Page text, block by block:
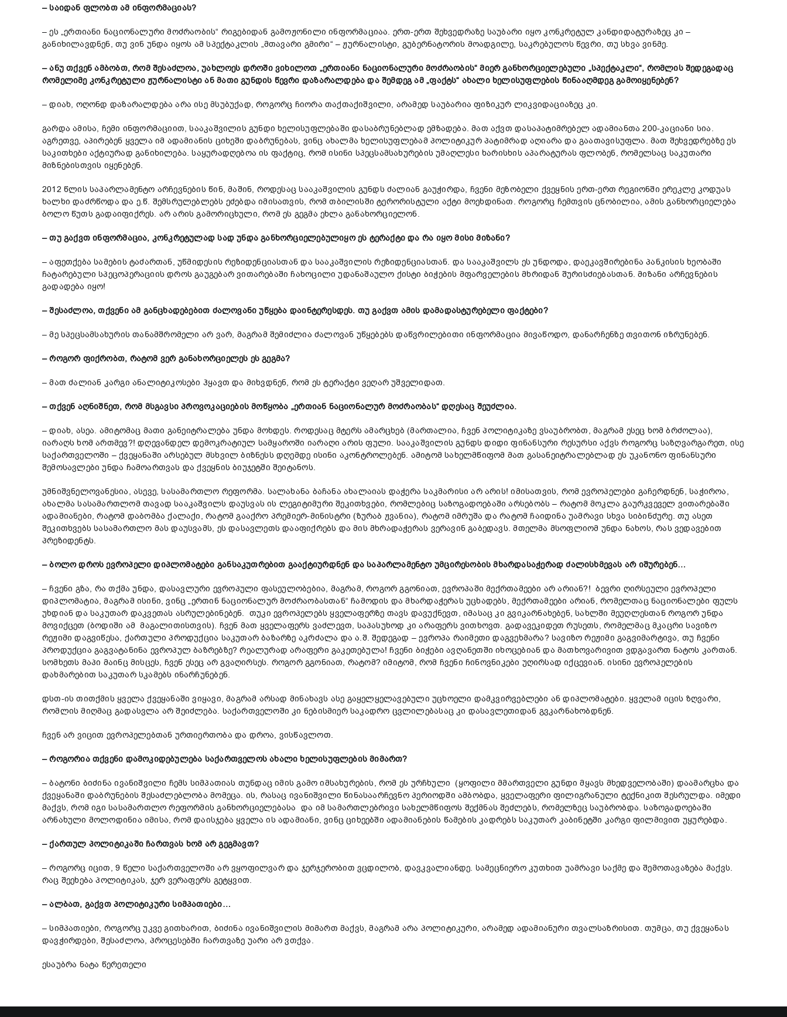
– საიდან ფლობთ ამ ინფორმაციას?
– ეს „ერთიანი ნაციონალური მოძრაობის“ რიგებიდან გამოჟონილი ინფორმაციაა. ერთ-ერთ შეხვედრაზე საუბარი იყო კონკრეტულ კანდიდატურაზეც კი –
განიხილავდნენ, თუ ვინ უნდა იყოს ამ სპექტაკლის „მთავარი გმირი“ – ჟურნალისტი, გუბერნატორის მოადგილე, საკრებულოს წევრი, თუ სხვა ვინმე.
– ანუ თქვენ ამბობთ, რომ შესაძლოა, უახლოეს დროში ვიხილოთ „ერთიანი ნაციონალური მოძრაობის“ მიერ განხორციელებული „სპექტაკლი“, რომლის შედეგადაც
რომელიმე კონკრეტული ჟურნალისტი ან მათი გუნდის წევრი დაზარალდება და შემდეგ ამ „ფაქტს“ ახალი ხელისუფლების წინააღმდეგ გამოიყენებენ?
– დიახ, ოღონდ დაზარალდება არა ისე მსუბუქად, როგორც ჩიორა თაქთაქიშვილი, არამედ საუბარია ფიზიკურ ლიკვიდაციაზეც კი.
გარდა ამისა, ჩემი ინფორმაციით, სააკაშვილის გუნდი ხელისუფლებაში დასაბრუნებლად ემზადება. მათ აქვთ დასაპატიმრებელ ადამიანთა 200-კაციანი სია.
აგრეთვე, აპირებენ ყველა იმ ადამიანის ციხეში დაბრუნებას, ვინც ახალმა ხელისუფლებამ პოლიტიკურ პატიმრად აღიარა და გაათავისუფლა. მათ შეხვედრებზე ეს
საკითხები აქტიურად განიხილება. საყურადღებოა ის ფაქტიც, რომ ისინი სპეცსამსახურების უმაღლესი ხარისხის აპარატურას ფლობენ, რომელსაც საკუთარი
მიზნებისთვის იყენებენ.
2012 წლის საპარლამენტო არჩევნების წინ, მაშინ, როდესაც სააკაშვილის გუნდს ძალიან გაუჭირდა, ჩვენი მეზობელი ქვეყნის ერთ-ერთ რეგიონში ერეკლე კოდუას
ხალხი დაძრწოდა და ე.წ. შემსრულებლებს ეძებდა იმისათვის, რომ თბილისში ტერორისტული აქტი მოეხდინათ. როგორც ჩემთვის ცნობილია, ამის განხორციელება
ბოლო წუთს გადაიფიქრეს. არ არის გამორიცხული, რომ ეს გეგმა ეხლა განახორციელონ.
– თუ გაქვთ ინფორმაცია, კონკრეტულად სად უნდა განხორციელებულიყო ეს ტერაქტი და რა იყო მისი მიზანი?
– აფეთქება სამების ტაძართან, უწმიდესის რეზიდენციასთან და სააკაშვილის რეზიდენციასთან. და სააკაშვილს ეს უნდოდა, დაეკავშირებინა პანკისის ხეობაში
ჩატარებული სპეცოპერაციის დროს გაუგებარ ვითარებაში ჩახოცილი უდანაშაულო ქისტი ბიჭების მფარველების მხრიდან შურისძიებასთან. მიზანი არჩევნების
გადადება იყო!
– შესაძლოა, თქვენი ამ განცხადებებით ძალოვანი უწყება დაინტერესდეს. თუ გაქვთ ამის დამადასტურებელი ფაქტები?
– მე სპეცსამსახურის თანამშრომელი არ ვარ, მაგრამ შემიძლია ძალოვან უწყებებს დაწვრილებითი ინფორმაცია მივაწოდო, დანარჩენზე თვითონ იზრუნებენ.
– როგორ ფიქრობთ, რატომ ვერ განახორციელეს ეს გეგმა?
– მათ ძალიან კარგი ანალიტიკოსები ჰყავთ და მიხვდნენ, რომ ეს ტერაქტი ვეღარ უშველიდათ.
– თქვენ აღნიშნეთ, რომ მსგავსი პროვოკაციების მოწყობა „ერთიან ნაციონალურ მოძრაობას“ დღესაც შეუძლია.
– დიახ, ასეა. ამიტომაც მათი განეიტრალება უნდა მოხდეს. როდესაც მტერს ამარცხებ (მართალია, ჩვენ პოლიტიკაზე ვსაუბრობთ, მაგრამ ესეც ხომ ბრძოლაა),
იარაღს ხომ ართმევ?! დღევანდელ დემოკრატიულ სამყაროში იარაღი არის ფული. სააკაშვილის გუნდს დიდი ფინანსური რესურსი აქვს როგორც საზღვარგარეთ, ისე
საქართველოში – ქვეყანაში არსებულ მსხვილ ბიზნესს დღემდე ისინი აკონტროლებენ. ამიტომ სახელმწიფომ მათ გასანეიტრალებლად ეს უკანონო ფინანსური
შემოსავლები უნდა ჩამოართვას და ქვეყნის ბიუჯეტში შეიტანოს.
უმნიშვნელოვანესია, ასევე, სასამართლო რეფორმა. სალახანა ბაჩანა ახალაიას დაჭერა საკმარისი არ არის! იმისათვის, რომ ევროპელები გაჩერდნენ, საჭიროა,
ახალმა სასამართლომ თავად სააკაშვილს დაუსვას ის ლეგიტიმური შეკითხვები, რომლებიც საზოგადოებაში არსებობს – რატომ მოკლა გაურკვეველ ვითარებაში
ადამიანები, რატომ დაბომბა ქალაქი, რატომ გააქრო პრემიერ-მინისტრი (ზურაბ ჟვანია), რატომ იმრუშა და რატომ ჩაიდინა უამრავი სხვა სიბინძურე. თუ ასეთ
შეკითხვებს სასამართლო მას დაუსვამს, ეს დასავლეთს დააფიქრებს და მის მხრადაჭერას ვერავინ გაბედავს. მთელმა მსოფლიომ უნდა ნახოს, რას ვედავებით
პრეზიდენტს.
– ბოლო დროს ევროპელი დიპლომატები განსაკუთრებით გააქტიურდნენ და საპარლამენტო უმცირესობის მხარდასაჭერად ძალისხმევას არ იშურებენ…
– ჩვენი გზა, რა თქმა უნდა, დასავლური ევროპული ფასეულობებია, მაგრამ, როგორ გგონიათ, ევროპაში მექრთამეები არ არიან?! ბევრი ღირსეული ევროპელი
დიპლომატია, მაგრამ ისინი, ვინც „ერთინ ნაციონალურ მოძრაობასთან“ ჩამოდის და მხარდაჭერას უცხადებს, მექრთამეები არიან, რომელთაც ნაციონალები ფულს
უხდიან და საკუთარ დაკვეთას ასრულებინებენ. თუკი ევროპელებს ყველაფერზე თავს დავუქნევთ, იმასაც კი გვიკარნახებენ, სახლში მეუღლესთან როგორ უნდა
მოვიქცეთ (ბოდიში ამ მაგალითისთვის). ჩვენ მათ ყველაფერს ვაძლევთ, საპასუხოდ კი არაფერს ვითხოვთ. გადავეკიდეთ რუსეთს, რომელმაც მკაცრი სავიზო
რეჟიმი დაგვიწესა, ქართული პროდუქცია საკუთარ ბაზარზე აკრძალა და ა.შ. შედეგად – ევროპა რაიმეთი დაგვეხმარა? სავიზო რეჟიმი გაგვიმარტივა, თუ ჩვენი
პროდუქცია გაგვატანინა ევროპულ ბაზრებზე? რეალურად არაფერი გაკეთებულა! ჩვენი ბიჭები ავღანეთში იხოცებიან და მათხოვარივით ვდგავართ ნატოს კართან.
სომხეთს მაპი მაინც მისცეს, ჩვენ ესეც არ გვაღირსეს. როგორ გგონიათ, რატომ? იმიტომ, რომ ჩვენი ჩინოვნიკები უღირსად იქცევიან. ისინი ევროპელების
დახმარებით საკუთარ სკამებს ინარჩუნებენ.
დსთ-ის თითქმის ყველა ქვეყანაში ვიყავი, მაგრამ არსად მინახავს ასე გაყელყელავებული უცხოელი დამკვირვებლები ან დიპლომატები. ყველამ იცის ზღვარი,
რომლის მიღმაც გადასვლა არ შეიძლება. საქართველოში კი ნებისმიერ საკადრო ცვლილებასაც კი დასავლეთიდან გვკარნახობდნენ.
ჩვენ არ ვიცით ევროპელებთან ურთიერთობა და დროა, ვისწავლოთ.
– როგორია თქვენი დამოკიდებულება საქართველოს ახალი ხელისუფლების მიმართ?
– ბატონი ბიძინა ივანიშვილი ჩემს სიმპათიას თუნდაც იმის გამო იმსახურების, რომ ეს ურჩხული (ყოფილი მმართველი გუნდი მყავს მხედველობაში) დაამარცხა და
ქვეყანაში დაბრუნების შესაძლებლობა მომეცა. ის, რასაც ივანიშვილი წინასაარჩევნო პერიოდში ამბობდა, ყველაფერი ფილიგრანული ტექნიკით შესრულდა. იმედი
მაქვს, რომ იგი სასამართლო რეფორმის განხორციელებასა და იმ სამართლებრივი სახელმწიფოს შექმნას შეძლებს, რომელზეც საუბრობდა. საზოგადოებაში
არნახული მოლოდინია იმისა, რომ დაისჯება ყველა ის ადამიანი, ვინც ციხეებში ადამიანების წამების კადრებს საკუთარ კაბინეტში კარგი ფილმივით უყურებდა.
– ქართულ პოლიტიკაში ჩართვას ხომ არ გეგმავთ?
– როგორც იცით, 9 წელი საქართველოში არ ვყოფილვარ და ჯერჯერობით ვცდილობ, დავკვალიანდე. სამეცნიერო კუთხით უამრავი საქმე და შემოთავაზება მაქვს.
რაც შეეხება პოლიტიკას, ჯერ ვერაფერს გეტყვით.
– ალბათ, გაქვთ პოლიტიკური სიმპათიები…
– სიმპათიები, როგორც უკვე გითხარით, ბიძინა ივანიშვილის მიმართ მაქვს, მაგრამ არა პოლიტიკური, არამედ ადამიანური თვალსაზრისით. თუმცა, თუ ქვეყანას
დავჭირდები, შესაძლოა, პროცესებში ჩართვაზე უარი არ ვთქვა.
ესაუბრა ნატა წერეთელი